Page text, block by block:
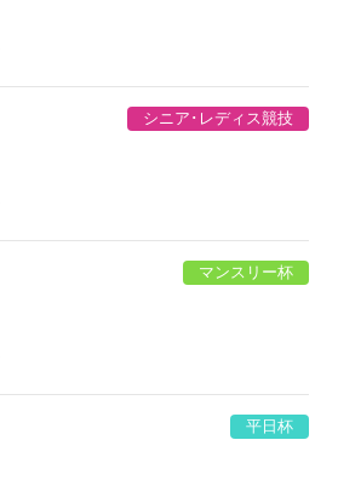
シニア･レディス競技
マンスリー杯
平日杯